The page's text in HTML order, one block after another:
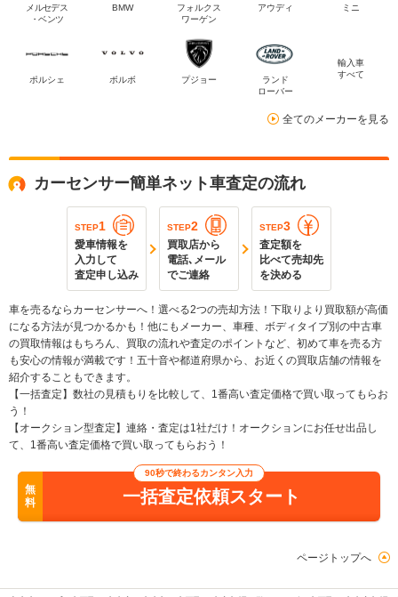
メルセデス
・ベンツ
BMW
フォルクス
ワーゲン
アウディ ミニ
ポルシェ ボルボ プジョー
ランド
ローバー
輸入車
すべて
全てのメーカーを見る
カーセンサー簡単ネット車査定の流れ
STEP1
愛車情報を
入力して
査定申し込み
STEP2
買取店から
電話､メール
でご連絡
STEP3
査定額を
比べて売却先
を決める
車を売るならカーセンサーへ！選べる2つの売却方法！下取りより買取額が高価
になる方法が見つかるかも！他にもメーカー、車種、ボディタイプ別の中古車
の買取情報はもちろん、買取の流れや査定のポイントなど、初めて車を売る方
も安心の情報が満載です！五十音や都道府県から、お近くの買取店舗の情報を
紹介することもできます。
【一括査定】数社の見積もりを比較して、1番高い査定価格で買い取ってもらお
う！
【オークション型査定】連絡・査定は1社だけ！オークションにお任せ出品し
て、1番高い査定価格で買い取ってもらおう！
無
料
90秒で終わるカンタン入力
一括査定依頼スタート
ページトップへ